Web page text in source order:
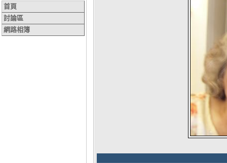
首頁
討論區
網路相簿